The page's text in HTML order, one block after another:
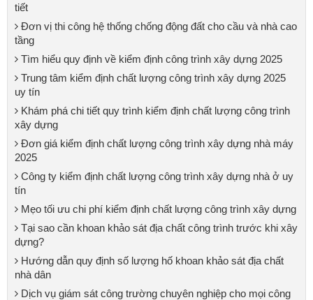
tiết
Đơn vị thi công hệ thống chống động đất cho cầu và nhà cao
tầng
Tìm hiểu quy định về kiểm định công trình xây dựng 2025
Trung tâm kiểm định chất lượng công trình xây dựng 2025
uy tín
Khám phá chi tiết quy trình kiểm định chất lượng công trình
xây dựng
Đơn giá kiểm định chất lượng công trình xây dựng nhà máy
2025
Công ty kiểm định chất lượng công trình xây dựng nhà ở uy
tín
Mẹo tối ưu chi phí kiểm định chất lượng công trình xây dựng
Tại sao cần khoan khảo sát địa chất công trình trước khi xây
dựng?
Hướng dẫn quy định số lượng hố khoan khảo sát địa chất
nhà dân
Dịch vụ giám sát công trường chuyên nghiệp cho mọi công